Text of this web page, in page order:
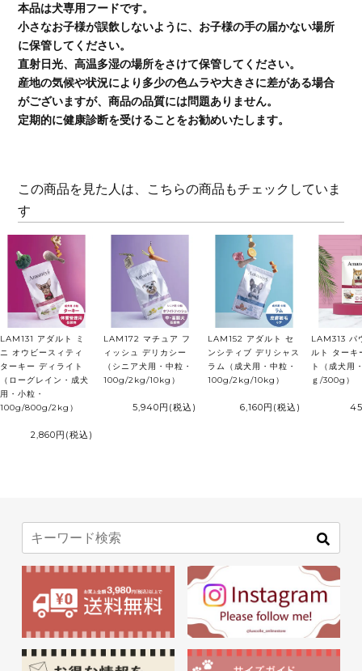
本品は犬専用フードです。
小さなお子様が誤飲しないように、お子様の手の届かない場所
に保管してください。
直射日光、高温多湿の場所をさけて保管してください。
産地の気候や状況により多少の色ムラや大きさに差がある場合
がございますが、商品の品質には問題ありません。
定期的に健康診断を受けることをお勧めいたします。
この商品を見た人は、こちらの商品もチェックしていま
す
LAM131 アダルト ミ
ニ オウビースィティ
ターキー ディライト
（ローグレイン・成犬
用・小粒・
100g/800g/2kg）
2,860円 (税込)
LAM172 マチュア フ
ィッシュ デリカシー
（シニア犬用・中粒・
100g/2kg/10kg）
5,940円 (税込)
LAM152 アダルト セ
ンシティブ デリシャス
ラム（成犬用・中粒・
100g/2kg/10kg）
6,160円 (税込)
LAM313 パ
ルト ターキ
ト（成犬用
ｇ/300g）